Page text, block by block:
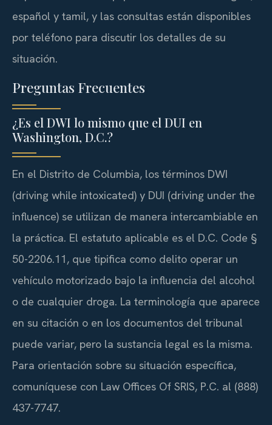
español y tamil, y las consultas están disponibles
por teléfono para discutir los detalles de su
situación.
Preguntas Frecuentes
¿Es el DWI lo mismo que el DUI en
Washington, D.C.?
En el Distrito de Columbia, los términos DWI
(driving while intoxicated) y DUI (driving under the
influence) se utilizan de manera intercambiable en
la práctica. El estatuto aplicable es el D.C. Code §
50-2206.11, que tipifica como delito operar un
vehículo motorizado bajo la influencia del alcohol
o de cualquier droga. La terminología que aparece
en su citación o en los documentos del tribunal
puede variar, pero la sustancia legal es la misma.
Para orientación sobre su situación específica,
comuníquese con Law Offices Of SRIS, P.C. al (888)
437-7747.